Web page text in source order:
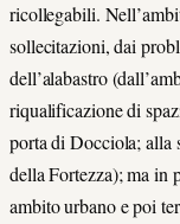
ricollegabili.
sollecitazioni, dai
dell’alabastro
riqualificazione di
porta di Docciola; alla
della Fortezza); ma in
ambito urbano e poi